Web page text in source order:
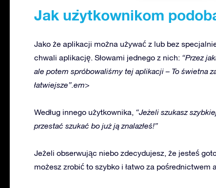
Jak użytkownikom
Jako że aplikacji można używać z lub bez
chwali aplikację. Słowami jednego z nich: “Przez
ale potem spróbowaliśmy tej aplikacji – To świetna
łatwiejsze”.em>
Według innego użytkownika, “Jeżeli szukasz
przestać szukać bo już ją znalazłeś!”
Jeżeli obserwując niebo zdecydujesz, że jesteś
możesz zrobić to szybko i łatwo za pośrednictwem